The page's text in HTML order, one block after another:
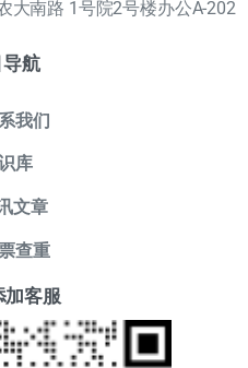
大南路 1号院2号楼办公A-202
航
我们
库
文章
查重
加客服